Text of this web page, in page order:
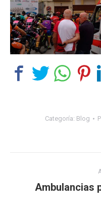
Categoría: Blog
Ambulancias